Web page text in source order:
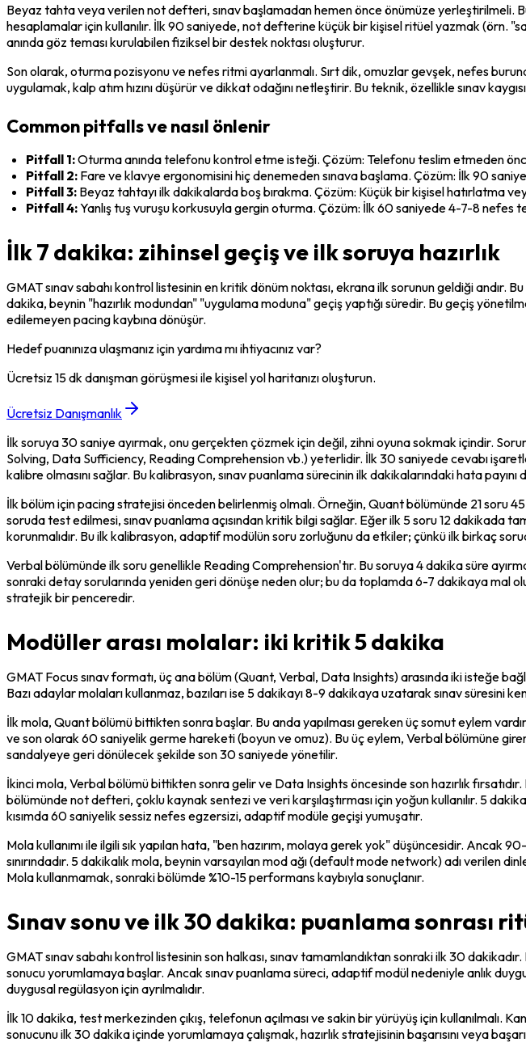
Beyaz tahta veya verilen not defteri, sınav başlamadan hemen önce önümüze
hesaplamalar için kullanılır. İlk 90 saniyede, not defterine küçük bir kişisel ritüel yazmak (örn.
anında göz teması kurulabilen fiziksel bir destek noktası oluşturur.
Son olarak, oturma pozisyonu ve nefes ritmi ayarlanmalı. Sırt dik, omuzlar gevşek, nefes
uygulamak, kalp atım hızını düşürür ve dikkat odağını netleştirir. Bu teknik, özellikle sınav
Common pitfalls ve nasıl önlenir
Pitfall 1: Oturma anında telefonu kontrol etme isteği. Çözüm: Telefonu teslim etmeden
Pitfall 2: Fare ve klavye ergonomisini hiç denemeden sınava başlama. Çözüm: İlk 90
Pitfall 3: Beyaz tahtayı ilk dakikalarda boş bırakma. Çözüm: Küçük bir kişisel hatırlatma
Pitfall 4: Yanlış tuş vuruşu korkusuyla gergin oturma. Çözüm: İlk 60 saniyede 4-7-8 nefes
İlk 7 dakika: zihinsel geçiş ve ilk soruya hazırlık
GMAT sınav sabahı kontrol listesinin en kritik dönüm noktası, ekrana ilk sorunun geldiği andır.
dakika, beynin "hazırlık modundan" "uygulama moduna" geçiş yaptığı süredir. Bu geçiş
edilemeyen pacing kaybına dönüşür.
Hedef puanınıza ulaşmanız için yardıma mı ihtiyacınız var?
Ücretsiz 15 dk danışman görüşmesi ile kişisel yol haritanızı oluşturun.
Ücretsiz Danışmanlık
İlk soruya 30 saniye ayırmak, onu gerçekten çözmek için değil, zihni oyuna sokmak içindir.
Solving, Data Sufficiency, Reading Comprehension vb.) yeterlidir. İlk 30 saniyede cevabı
kalibre olmasını sağlar. Bu kalibrasyon, sınav puanlama sürecinin ilk dakikalarındaki hata payını
İlk bölüm için pacing stratejisi önceden belirlenmiş olmalı. Örneğin, Quant bölümünde 21 soru
soruda test edilmesi, sınav puanlama açısından kritik bilgi sağlar. Eğer ilk 5 soru 12 dakikada
korunmalıdır. Bu ilk kalibrasyon, adaptif modülün soru zorluğunu da etkiler; çünkü ilk birkaç
Verbal bölümünde ilk soru genellikle Reading Comprehension'tır. Bu soruya 4 dakika süre
sonraki detay sorularında yeniden geri dönüşe neden olur; bu da toplamda 6-7 dakikaya mal
stratejik bir penceredir.
Modüller arası molalar: iki kritik 5 dakika
GMAT Focus sınav formatı, üç ana bölüm (Quant, Verbal, Data Insights) arasında iki isteğe
Bazı adaylar molaları kullanmaz, bazıları ise 5 dakikayı 8-9 dakikaya uzatarak sınav süresini
İlk mola, Quant bölümü bittikten sonra başlar. Bu anda yapılması gereken üç somut eylem
ve son olarak 60 saniyelik germe hareketi (boyun ve omuz). Bu üç eylem, Verbal bölümüne
sandalyeye geri dönülecek şekilde son 30 saniyede yönetilir.
İkinci mola, Verbal bölümü bittikten sonra gelir ve Data Insights öncesinde son hazırlık
bölümünde not defteri, çoklu kaynak sentezi ve veri karşılaştırması için yoğun kullanılır. 5
kısımda 60 saniyelik sessiz nefes egzersizi, adaptif modüle geçişi yumuşatır.
Mola kullanımı ile ilgili sık yapılan hata, "ben hazırım, molaya gerek yok" düşüncesidir.
sınırındadır. 5 dakikalık mola, beynin varsayılan mod ağı (default mode network) adı
Mola kullanmamak, sonraki bölümde %10-15 performans kaybıyla sonuçlanır.
Sınav sonu ve ilk 30 dakika: puanlama sonrası
GMAT sınav sabahı kontrol listesinin son halkası, sınav tamamlandıktan sonraki ilk 30
sonucu yorumlamaya başlar. Ancak sınav puanlama süreci, adaptif modül nedeniyle anlık
duygusal regülasyon için ayrılmalıdır.
İlk 10 dakika, test merkezinden çıkış, telefonun açılması ve sakin bir yürüyüş için kullanılmalı.
sonucunu ilk 30 dakika içinde yorumlamaya çalışmak, hazırlık stratejisinin başarısını veya